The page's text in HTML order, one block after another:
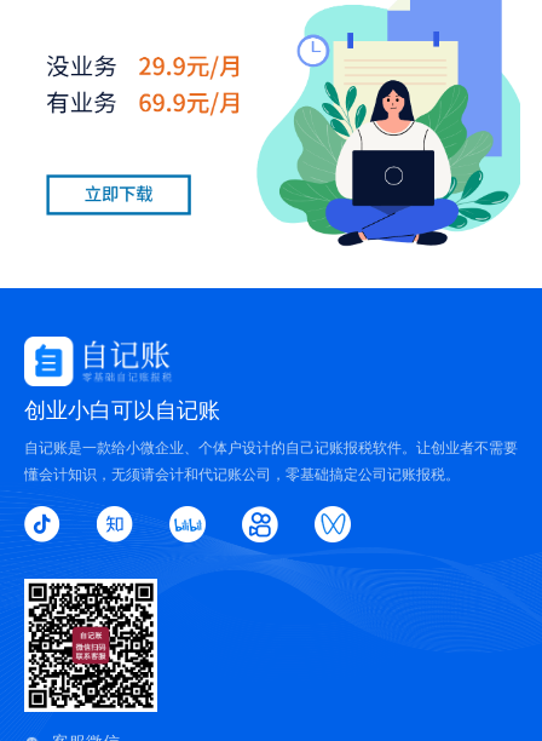
创业小白可以自记账
自记账是一款给小微企业、个体户设计的自己记账报税软件。让创业者不需要
懂会计知识，无须请会计和代记账公司，零基础搞定公司记账报税。